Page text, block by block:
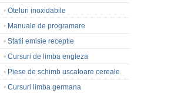
• Oteluri inoxidabile
• Manuale de programare
• Statii emisie receptie
• Cursuri de limba engleza
• Piese de schimb uscatoare cereale
• Cursuri limba germana